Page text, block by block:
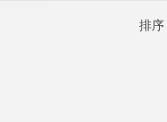
排序